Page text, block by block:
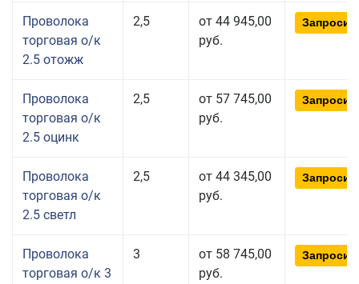
Проволока
торговая о/к
2.5 отожж
2,5
от 44 945,00
руб.
Проволока
торговая о/к
2.5 оцинк
2,5
от 57 745,00
руб.
Проволока
торговая о/к
2.5 светл
2,5
от 44 345,00
руб.
Проволока
торговая о/к 3
3
от 58 745,00
руб.